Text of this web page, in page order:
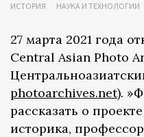
ИСТОРИЯ НАУКА И ТЕХНОЛОГИИ
27 марта 2021 года
Central Asian Photo
photoarchives.net).
рассказать о проекте
историка,